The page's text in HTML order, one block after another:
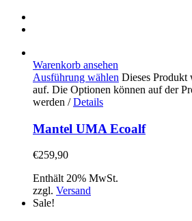
Warenkorb ansehen
Ausführung wählen Dieses Produkt
auf. Die Optionen können auf der
werden / Details
Mantel UMA Ecoalf
€259,90
Enthält 20% MwSt.
zzgl. Versand
Sale!